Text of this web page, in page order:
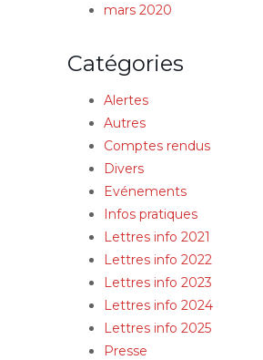
mars 2020
Catégories
Alertes
Autres
Comptes rendus
Divers
Evénements
Infos pratiques
Lettres info 2021
Lettres info 2022
Lettres info 2023
Lettres info 2024
Lettres info 2025
Presse